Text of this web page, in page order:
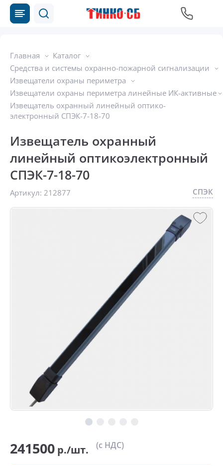
Главная
Каталог
Средства и системы охранно-пожарной сигнализации
Извещатели охраны периметра
Извещатели охраны периметра линейные ИК-активные
Извещатель охранный линейный оптико-
электронный СПЭК-7-18-70
Извещатель охранный
линейный оптикоэлектронный
СПЭК-7-18-70
Артикул: 212877 СПЭК
241500 р./шт. (с НДС)